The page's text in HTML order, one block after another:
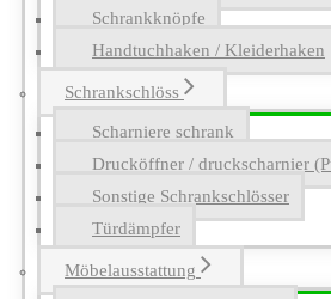
Schrankknöpfe
Handtuchhaken / Kleiderhaken
Schrankschlöss
Scharniere schrank
Drucköffner / druckscharnier
Sonstige Schrankschlösser
Türdämpfer
Möbelausstattung